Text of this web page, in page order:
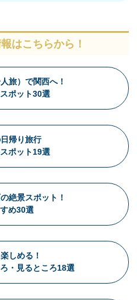
はこちらから！
旅）で関西へ！
ポット30選
帰り旅行
ポット19選
絶景スポット！
め30選
しめる！
・見るところ18選